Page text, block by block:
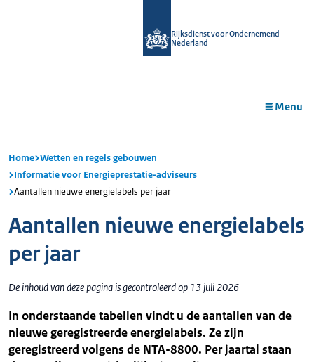
Rijksdienst voor Ondernemend
Nederland
Menu
Home Wetten en regels gebouwen
Informatie voor Energieprestatie-adviseurs
Aantallen nieuwe energielabels per jaar
Aantallen nieuwe energielabels
per jaar
De inhoud van deze pagina is gecontroleerd op 13 juli 2026
In onderstaande tabellen vindt u de aantallen van de
nieuwe geregistreerde energielabels. Ze zijn
geregistreerd volgens de NTA-8800. Per jaartal staan